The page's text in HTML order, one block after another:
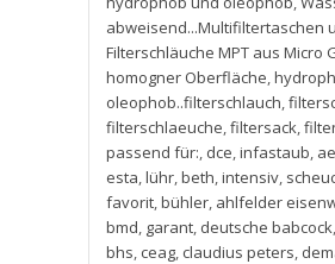
abweisend...Multifiltertaschen
Filterschläuche MPT aus Micro
homogner Oberfläche,
oleophob..filterschlauch,
filterschlaeuche,filtersack,
passend für:, dce,infastaub,
esta,lühr,beth,intensiv,
favorit,bühler, ahlfelder
bmd, garant, deutsche babcock,
bhs, ceag, claudius peters,